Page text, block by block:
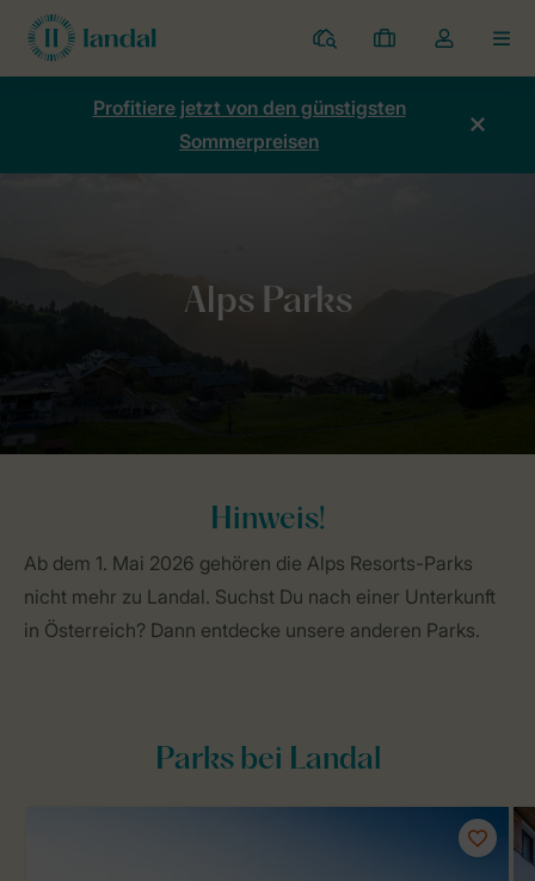
Ferienparks
Meine
Buchungen
Dropdown-
Menü
Kontos
Profitiere jetzt von den günstigsten
Sommerpreisen
Hinweis!
Ab dem 1. Mai 2026 gehören die Alps Resorts-Parks
nicht mehr zu Landal. Suchst Du nach einer Unterkunft
in Österreich? Dann entdecke unsere anderen Parks.